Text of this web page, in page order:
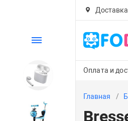
Оплата и
Каталог
Электроника
Детский
Главная